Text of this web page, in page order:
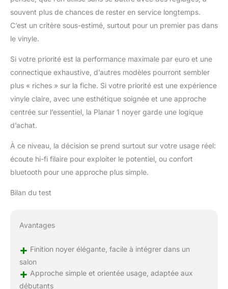
souvent plus de chances de rester en service longtemps.
C’est un critère sous-estimé, surtout pour un premier pas dans
le vinyle.
Si votre priorité est la performance maximale par euro et une
connectique exhaustive, d’autres modèles pourront sembler
plus « riches » sur la fiche. Si votre priorité est une expérience
vinyle claire, avec une esthétique soignée et une approche
centrée sur l’essentiel, la Planar 1 noyer garde une logique
d’achat.
À ce niveau, la décision se prend surtout sur votre usage réel:
écoute hi-fi filaire pour exploiter le potentiel, ou confort
bluetooth pour une approche plus simple.
Bilan du test
Avantages
+ Finition noyer élégante, facile à intégrer dans un
salon
+ Approche simple et orientée usage, adaptée aux
débutants